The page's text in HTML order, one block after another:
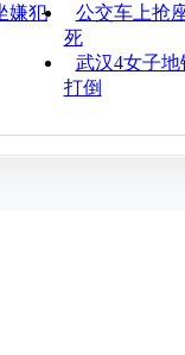
嫌犯
公交车上抢
死
武汉4女子
打倒